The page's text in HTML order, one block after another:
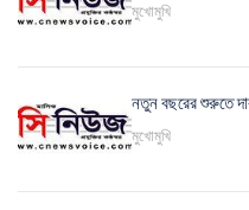
মুখোমুখি
নতুন বছরের শুরুতে
মুখোমুখি